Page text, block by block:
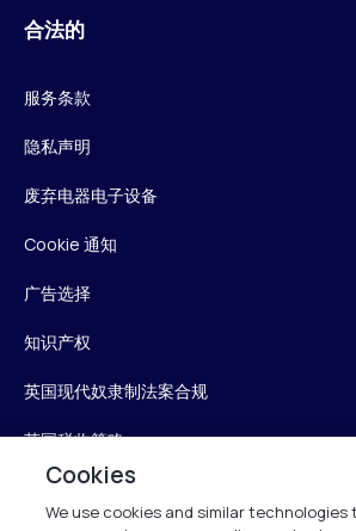
合法的
服务条款
隐私声明
废弃电器电子设备
Cookie 通知
广告选择
知识产权
英国现代奴隶制法案合规
英国税收策略
无障碍声明
Cookies
We use cookies and similar technologies